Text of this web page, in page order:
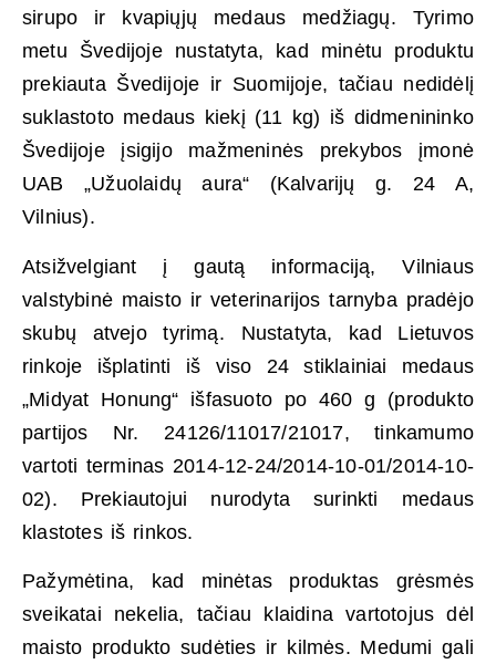
sirupo ir kvapiųjų medaus medžiagų. Tyrimo
metu Švedijoje nustatyta, kad minėtu produktu
prekiauta Švedijoje ir Suomijoje, tačiau nedidėlį
suklastoto medaus kiekį (11 kg) iš didmenininko
Švedijoje įsigijo mažmeninės prekybos įmonė
UAB „Užuolaidų aura“ (Kalvarijų g. 24 A,
Vilnius).
Atsižvelgiant į gautą informaciją, Vilniaus
valstybinė maisto ir veterinarijos tarnyba pradėjo
skubų atvejo tyrimą. Nustatyta, kad Lietuvos
rinkoje išplatinti iš viso 24 stiklainiai medaus
„Midyat Honung“ išfasuoto po 460 g (produkto
partijos Nr. 24126/11017/21017, tinkamumo
vartoti terminas 2014-12-24/2014-10-01/2014-10-
02). Prekiautojui nurodyta surinkti medaus
klastotes iš rinkos.
Pažymėtina, kad minėtas produktas grėsmės
sveikatai nekelia, tačiau klaidina vartotojus dėl
maisto produkto sudėties ir kilmės. Medumi gali